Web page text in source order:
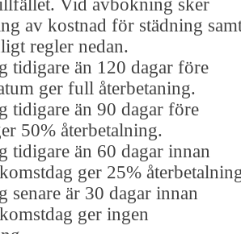
Vid avbokning sker
av kostnad för städning
regler nedan.
tidigare än 120 dagar före
ger full återbetaning.
tidigare än 90 dagar före
50% återbetalning.
tidigare än 60 dagar innan
ger 25%
senare är 30 dagar innan
ger ingen